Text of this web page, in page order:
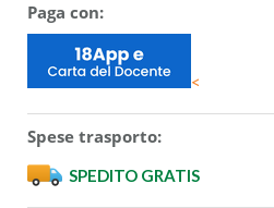
Paga con:
<
Spese trasporto:
SPEDITO GRATIS